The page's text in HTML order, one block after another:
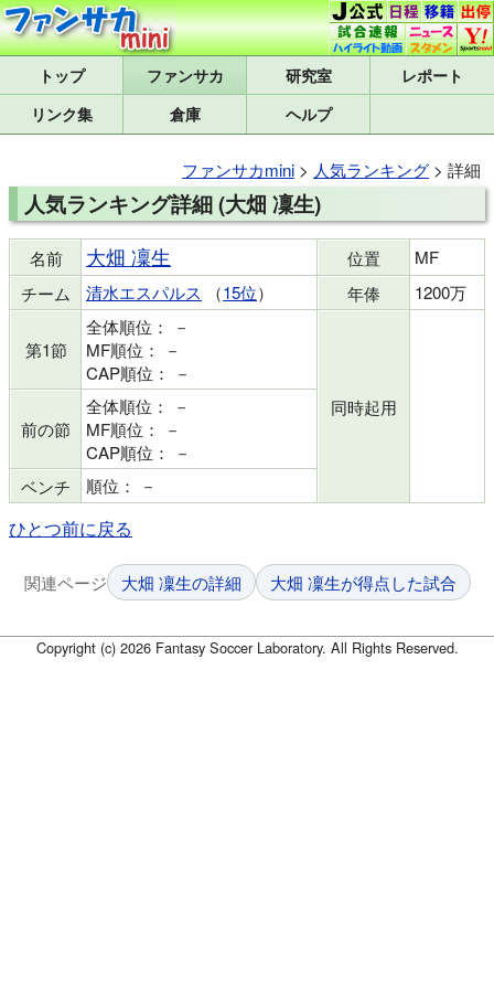
トップ 研究室
レポート
リンク集
倉庫 ヘルプ
ファンサカmini > 人気ランキング > 詳細
人気ランキング詳細 (大畑 凜生)
名前 大畑 凜生 位置
MF
チーム
清水エスパルス （15位） 年俸 1200万
第1節
全体順位： －
MF順位： －
CAP順位： －
同時起用
前の節
全体順位： －
MF順位： －
CAP順位： －
ベンチ
順位： －
ひとつ前に戻る
関連ページ 大畑 凜生の詳細 大畑 凜生が得点した試合
Copyright (c) 2026 Fantasy Soccer Laboratory. All Rights Reserved.